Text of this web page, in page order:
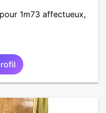
1m73 affectueux,